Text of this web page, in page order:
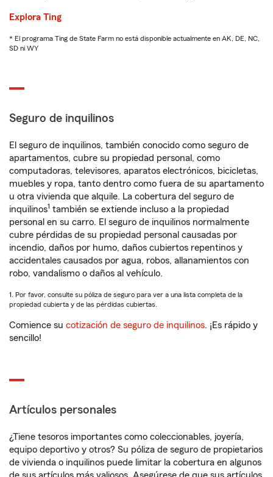
Explora Ting
* El programa Ting de State Farm no está disponible actualmente en AK, DE, NC,
SD ni WY
Seguro de inquilinos
El seguro de inquilinos, también conocido como seguro de
apartamentos, cubre su propiedad personal, como
computadoras, televisores, aparatos electrónicos, bicicletas,
muebles y ropa, tanto dentro como fuera de su apartamento
u otra vivienda que alquile. La cobertura del seguro de
inquilinos1 también se extiende incluso a la propiedad
personal en su carro. El seguro de inquilinos normalmente
cubre pérdidas de su propiedad personal causadas por
incendio, daños por humo, daños cubiertos repentinos y
accidentales causados por agua, robos, allanamientos con
robo, vandalismo o daños al vehículo.
1. Por favor, consulte su póliza de seguro para ver a una lista completa de la
propiedad cubierta y de las pérdidas cubiertas.
Comience su cotización de seguro de inquilinos. ¡Es rápido y
sencillo!
Artículos personales
¿Tiene tesoros importantes como coleccionables, joyería,
equipo deportivo y otros? Su póliza de seguro de propietarios
de vivienda o inquilinos puede limitar la cobertura en algunos